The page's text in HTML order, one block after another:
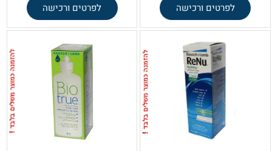
לפרטים ורכישה לפרטים ורכישה